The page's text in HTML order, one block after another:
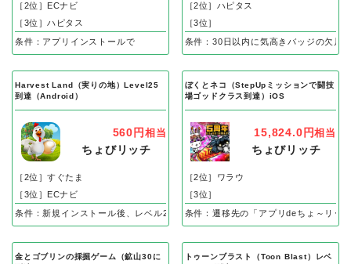
［2位］ECナビ
［3位］ハピタス
条件：アプリインストールで
［2位］ハピタス
［3位］
条件：30日以内に気高きバッジの欠片
Harvest Land（実りの地）Level25
到達（Android）
560円 相当
ちょびリッチ
［2位］すぐたま
［3位］ECナビ
条件：新規インストール後、レベル25到達で成果
ぼくとネコ（StepUpミッションで闘技
場ゴッドクラス到達）iOS
15,824.0円相当
ちょびリッチ
［2位］ワラウ
［3位］
条件：遷移先の「アプリdeちょ～リッ
金とゴブリンの採掘ゲーム（鉱山30に
トゥーンブラスト（Toon Blast）レベ